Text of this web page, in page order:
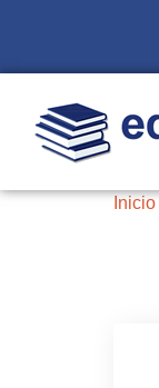
Inicio